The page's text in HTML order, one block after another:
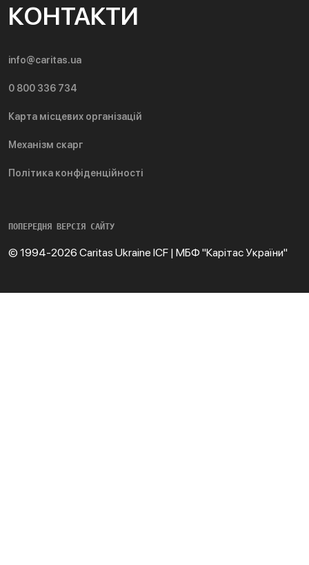
КОНТАКТИ
info@caritas.ua
0 800 336 734
Карта місцевих організацій
Механізм скарг
Політика конфіденційності
ПОПЕРЕДНЯ ВЕРСІЯ САЙТУ
© 1994-2026 Caritas Ukraine ICF | МБФ "Карітас України"